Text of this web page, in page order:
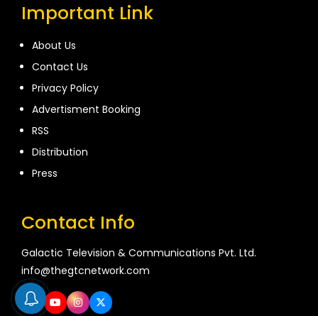
Important Link
About Us
Contact Us
Privacy Policy
Advertisment Booking
RSS
Distribution
Press
Contact Info
Galactic Television & Communications Pvt. Ltd.
info@thegtcnetwork.com